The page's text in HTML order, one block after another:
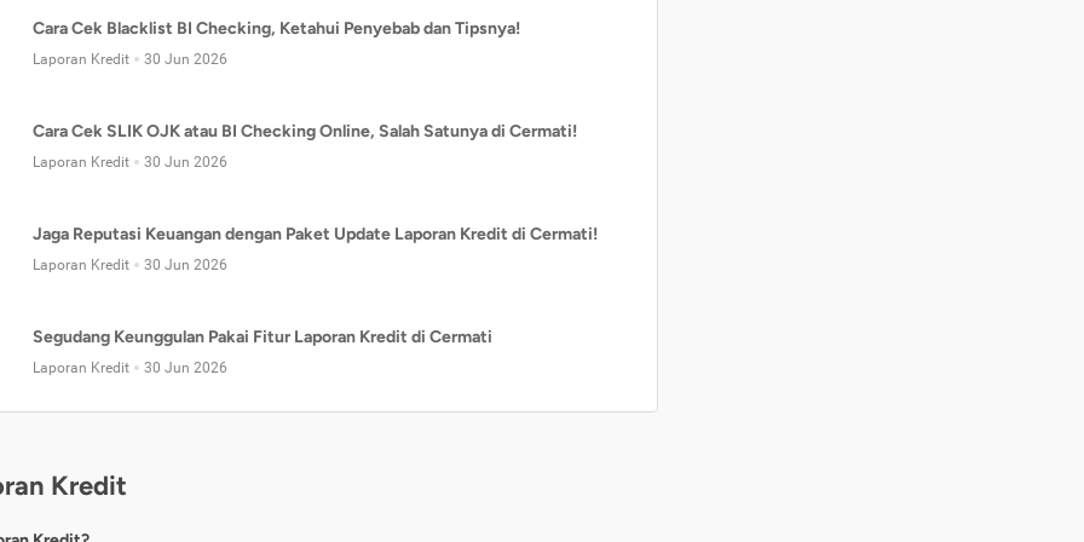
Cara Cek Blacklist BI Checking, Ketahui Penyebab dan Tipsnya!
Laporan Kredit 30 Jun 2026
Cara Cek SLIK OJK atau BI Checking Online, Salah Satunya di Cermati!
Laporan Kredit 30 Jun 2026
Jaga Reputasi Keuangan dengan Paket Update Laporan Kredit di Cermati!
Laporan Kredit 30 Jun 2026
Segudang Keunggulan Pakai Fitur Laporan Kredit di Cermati
Laporan Kredit 30 Jun 2026
Kredit